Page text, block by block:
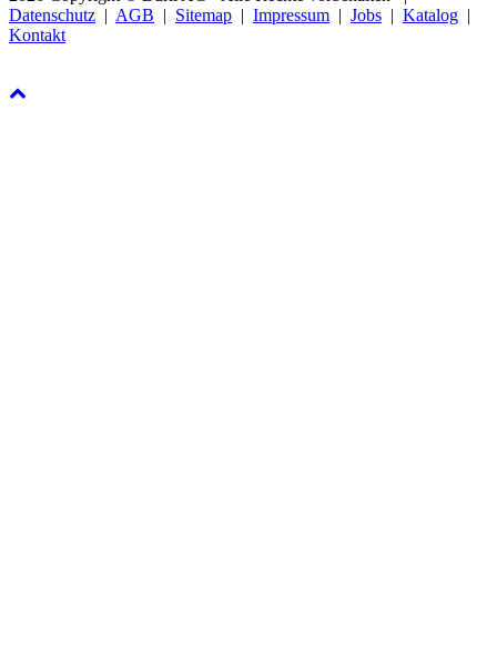
Datenschutz | AGB | Sitemap | Impressum | Jobs | Katalog |
Kontakt